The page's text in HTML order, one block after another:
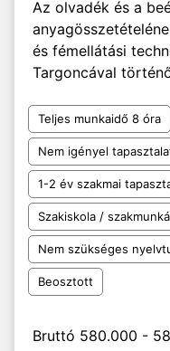
Az olvadék és a
és fémellátási
Targoncával
Teljes munkaidő 8 óra
Nem igényel
1-2 év szakmai
Szakiskola /
Nem szükséges
Beosztott
Bruttó 580.000 -